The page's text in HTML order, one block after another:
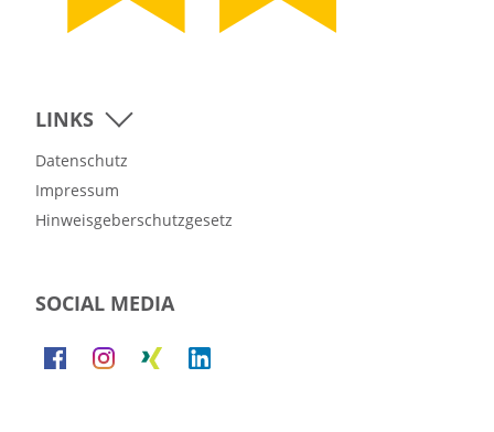
LINKS
Datenschutz
Impressum
Hinweisgeberschutzgesetz
SOCIAL MEDIA